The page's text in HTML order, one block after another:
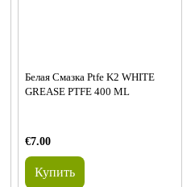
Белая Смазка Ptfe K2 WHITE
GREASE PTFE 400 ML
€7.00
Купить